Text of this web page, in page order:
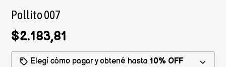
Pollito 007
$2.183,81
Elegí cómo pagar y obtené hasta10% OFF